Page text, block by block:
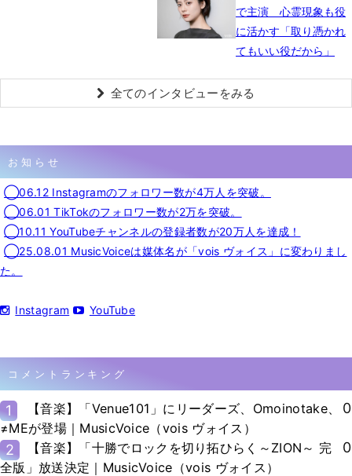
で主演 心霊現象も役
に活かす「取り憑かれ
てもいい役だから」
全てのインタビューをみる
お知らせ
◯06.12 Instagramのフォロワー数が4万人を突破。
◯06.01 TikTokのフォロワー数が2万を突破。
◯10.11 YouTubeチャンネルの登録者数が20万人を達成！
◯25.08.01 MusicVoiceは媒体名が「vois ヴォイス」に変わりまし
た。
Instagram YouTube
コメントランキング
1
【音楽】「Venue101」にリーダーズ、Omoinotake、
≠MEが登場｜MusicVoice（vois ヴォイス）
0
2
【音楽】「十勝でロックを切り拓ひらく～ZION～ 完
全版」放送決定｜MusicVoice（vois ヴォイス）
0